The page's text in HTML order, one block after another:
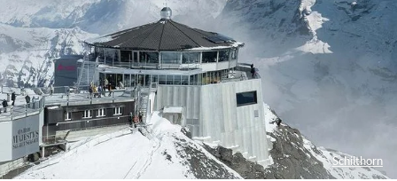
Schilthorn